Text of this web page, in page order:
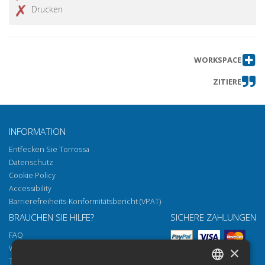
Drucken
WORKSPACE
ZITIERE
INFORMATION
Entfecken Sie Torrossa
Datenschutz
Cookie Policy
Accessibility
Barrierefreiheits-Konformitätsbericht (VPAT)
BRAUCHEN SIE HILFE?
FAQ
Wie öffnen Sie unsere Dokumente
Torrossa Reader
SICHERE ZAHLUNGEN
×